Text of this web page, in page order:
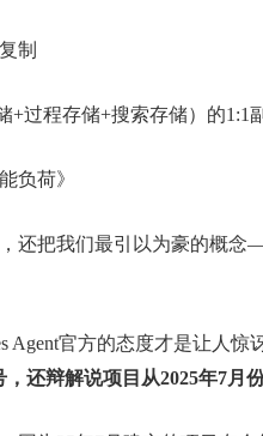
制
+过程存储+搜索存储）的1:1
负荷》
还把我们最引以为豪的概
Agent官方的态度才是让人惊
还辩解说项目从2025年7月